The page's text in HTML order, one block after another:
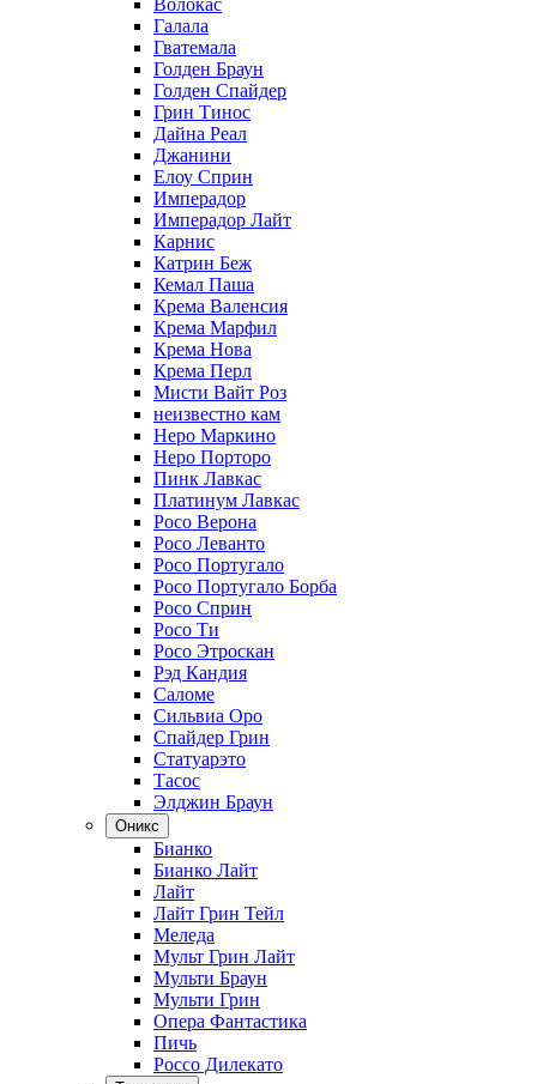
Волокас
Галала
Гватемала
Голден Браун
Голден Спайдер
Грин Тинос
Дайна Реал
Джанини
Елоу Сприн
Имперадор
Имперадор Лайт
Карнис
Катрин Беж
Кемал Паша
Крема Валенсия
Крема Марфил
Крема Нова
Крема Перл
Мисти Вайт Роз
неизвестно кам
Неро Маркино
Неро Порторо
Пинк Лавкаc
Платинум Лавкас
Росо Верона
Росо Леванто
Росо Португало
Росо Португало Борба
Росо Сприн
Росо Ти
Росо Этроскан
Рэд Кандия
Саломе
Сильвиа Оро
Спайдер Грин
Статуарэто
Тасос
Элджин Браун
Оникс
Бианко
Бианко Лайт
Лайт
Лайт Грин Тейл
Меледа
Мульт Грин Лайт
Мульти Браун
Мульти Грин
Опера Фантастика
Пичь
Россо Дилекато